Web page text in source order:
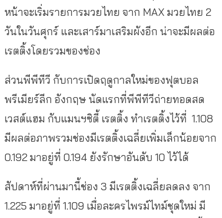
หน้าจะเริ่มรายการมวยไทย จาก MAX มวยไทย 2
วันในวันศุกร์ และเสาร์มาเสริมผังอีก น่าจะมีผลต่อ
เรตติ้งโดยรวมของช่อง
ส่วนพีพีทีวี กับการเปิดฤดูกาลใหม่ของฟุตบอล
พรีเมียร์ลีก อังกฤษ นัดแรกที่พีพีทีวีถ่ายทอดสด
เวสต์แฮม กับแมนฯซิตี้ เรตติ้ง ทำเรตติ้งไว้ที่ 1.108
มีผลต่อภาพรวมช่องมีเรตติ้งเฉลี่ยเพิ่มเล็กน้อยจาก
0.192 มาอยู่ที่ 0.194 ยังรักษาอันดับ 10 ไว้ได้
สัปดาห์ที่ผ่านมานี้ช่อง 3 มีเรตติ้งเฉลี่ยลดลง จาก
1.225 มาอยู่ที่ 1.109 เมื่อละครไพรม์ไทม์ชุดใหม่ มี